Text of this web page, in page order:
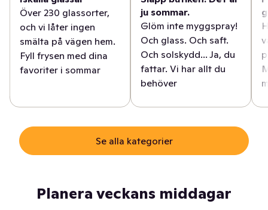
Över 230 glassorter,
och vi låter ingen
smälta på vägen hem.
Fyll frysen med dina
favoriter i sommar
ju sommar.
Glöm inte myggspray!
Och glass. Och saft.
Och solskydd... Ja, du
fattar. Vi har allt du
behöver
Se alla kategorier
Planera veckans middagar